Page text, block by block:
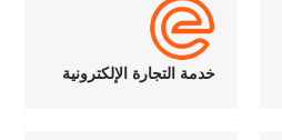
خدمة التجارة الإلكترونية